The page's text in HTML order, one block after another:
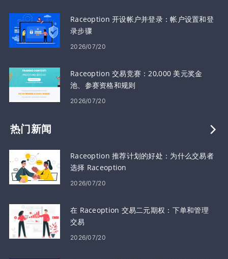
Raceoption 开设帐户并登录：帐户设置和登
录步骤
2026/07/20
Raceoption 交易竞赛：20,000 美元奖金
池、参赛资格和规则
2026/07/20
热门新闻
Raceoption 推荐计划的好处：为什么交易者
选择 Raceoption
2026/07/20
在 Raceoption 交易二元期权：下单和管理
交易
2026/07/20